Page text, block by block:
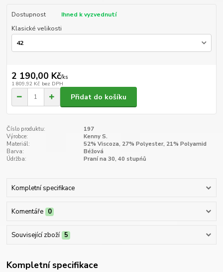
Dostupnost
Ihned k vyzvednutí
Klasické velikosti
2 190,00 Kč/ks
1 809,92 Kč bez DPH
Přidat do košíku
Číslo produktu:
197
Výrobce:
Kenny S.
Materiál:
52% Viscoza, 27% Polyester, 21% Polyamid
Barva:
Béžová
Údržba:
Praní na 30, 40 stupńů
Kompletní specifikace
Komentáře 0
Související zboží 5
Kompletní specifikace